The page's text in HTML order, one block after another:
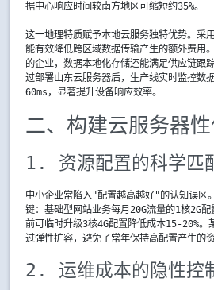
据中心响应时间较南方地区可缩短约35%。
这一地理特质赋予本地云服务独特优势。采
能有效降低跨区域数据传输产生的额外费用
的企业，数据本地化存储还能满足供应链跟
过部署山东云服务器后，生产线实时监控数
60ms，显著提升设备响应效率。
二、构建云服务器
1. 资源配置的科学匹
中小企业常陷入"配置越高越好"的认知误区
键：基础型网站业务每月20G流量的1核2G
前可临时升级3核4G配置降低成本15-20%。
过弹性扩容，避免了常年保持高配置产生的资
2. 运维成本的隐性控